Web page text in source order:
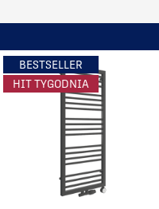
BESTSELLER
HIT TYGODNIA